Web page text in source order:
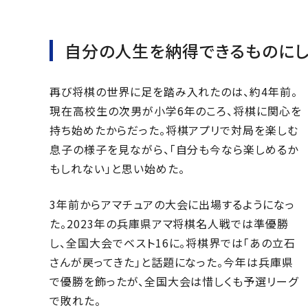
自分の人生を納得できるものに
再び将棋の世界に足を踏み入れたのは、約4年前。
現在高校生の次男が小学6年のころ、将棋に関心を
持ち始めたからだった。将棋アプリで対局を楽しむ
息子の様子を見ながら、「自分も今なら楽しめるか
もしれない」と思い始めた。
3年前からアマチュアの大会に出場するようになっ
た。2023年の兵庫県アマ将棋名人戦では準優勝
し、全国大会でベスト16に。将棋界では「あの立石
さんが戻ってきた」と話題になった。今年は兵庫県
で優勝を飾ったが、全国大会は惜しくも予選リーグ
で敗れた。